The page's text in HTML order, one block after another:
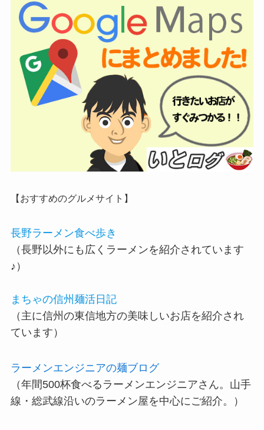
【おすすめのグルメサイト】
長野ラーメン食べ歩き
（長野以外にも広くラーメンを紹介されています
♪）
まちゃの信州麺活日記
（主に信州の東信地方の美味しいお店を紹介され
ています）
ラーメンエンジニアの麺ブログ
（年間500杯食べるラーメンエンジニアさん。山手
線・総武線沿いのラーメン屋を中心にご紹介。）